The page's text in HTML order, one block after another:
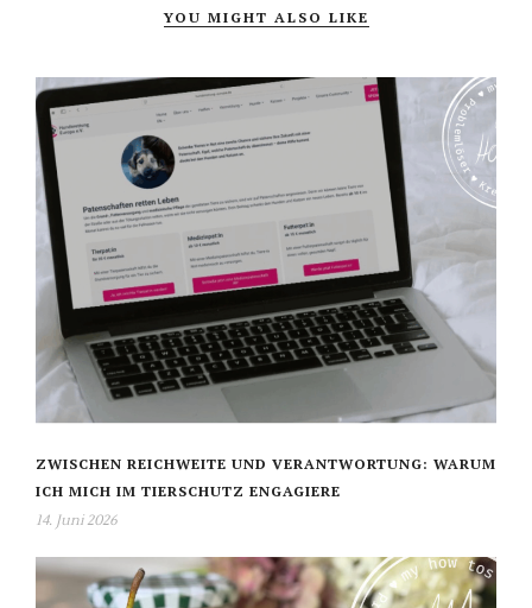
YOU MIGHT ALSO LIKE
ZWISCHEN REICHWEITE UND VERANTWORTUNG: WARUM
ICH MICH IM TIERSCHUTZ ENGAGIERE
14. Juni 2026